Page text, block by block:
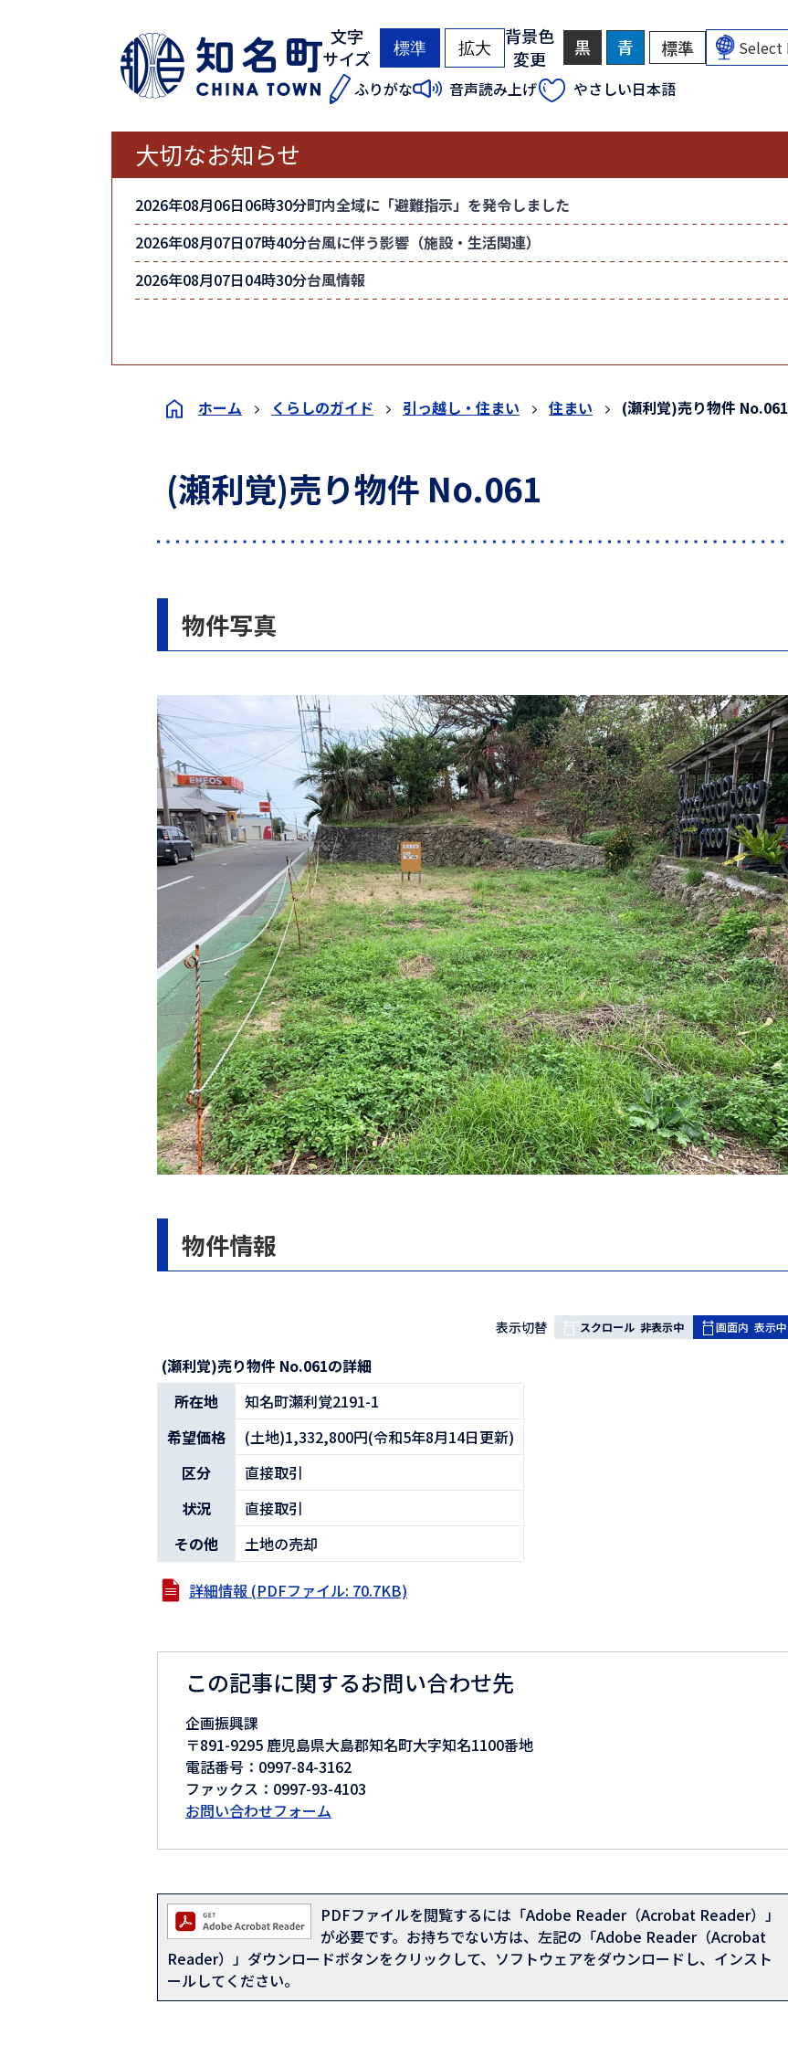
文字
サイズ
標準
（
期
拡大
（
期
背景色
変更
黒
景
色
を
色
る
青
景
色
を
色
る
標準
景
に
ふりがな 音声読み上げ やさしい日本語
大切なお知らせ
2026年08月06日06時30分町内全域に「避難指示」を発令しました
2026年08月07日07時40分台風に伴う影響（施設・生活関連）
2026年08月07日04時30分台風情報
ホーム くらしのガイド 引っ越し・住まい 住まい (瀬利覚)売り物件 No.061
(瀬利覚)売り物件 No.061
物件写真
物件情報
表
表示切替 スクロール 非表示中 画面内 表示中
(瀬利覚)売り物件 No.061の詳細
所在地
知名町瀬利覚2191-1
希望価格
(土地)1,332,800円(令和5年8月14日更新)
区分
直接取引
状況
直接取引
その他
土地の売却
詳細情報 (PDFファイル: 70.7KB)
この記事に関するお問い合わせ先
企画振興課
〒891-9295 鹿児島県大島郡知名町大字知名1100番地
電話番号：0997-84-3162
ファックス：0997-93-4103
お問い合わせフォーム
PDFファイルを閲覧するには「Adobe Reader（Acrobat Reader）」
が必要です。お持ちでない方は、左記の「Adobe Reader（Acrobat
Reader）」ダウンロードボタンをクリックして、ソフトウェアをダウンロードし、インスト
ールしてください。